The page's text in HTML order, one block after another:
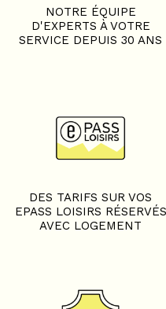
Satellite
NOTRE ÉQUIPE
D'EXPERTS À VOTRE
SERVICE DEPUIS 30 ANS
DES TARIFS SUR VOS
EPASS LOISIRS RÉSERVÉS
AVEC LOGEMENT